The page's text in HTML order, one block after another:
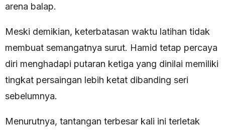
arena balap.
Meski demikian, keterbatasan waktu latihan tidak
membuat semangatnya surut. Hamid tetap percaya
diri menghadapi putaran ketiga yang dinilai memiliki
tingkat persaingan lebih ketat dibanding seri
sebelumnya.
Menurutnya, tantangan terbesar kali ini terletak